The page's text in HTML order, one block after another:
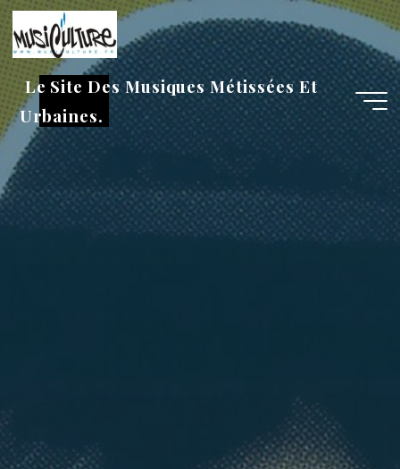
Aller
au
contenu
Le Site Des Musiques Métissées Et
Urbaines.